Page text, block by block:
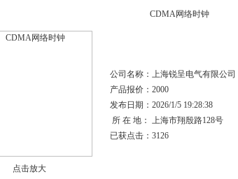
CDMA网络时钟
点击放大
公司名称： 上海锐呈电气有限公司
产品报价： 2000
发布日期： 2026/1/5 19:28:38
所 在 地： 上海市翔殷路128号
已获点击： 3126